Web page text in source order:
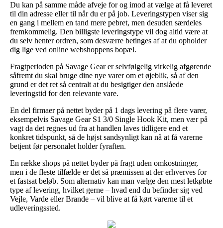
Du kan på samme måde afveje for og imod at vælge at få leveret
til din adresse eller til når du er på job. Leveringstypen viser sig
en gang i mellem en tand mere pebret, men desuden særdeles
fremkommelig. Den billigste leveringstype vil dog altid være at
du selv henter ordren, som desværre betinges af at du opholder
dig lige ved online webshoppens bopæl.
Fragtperioden på Savage Gear er selvfølgelig virkelig afgørende
såfremt du skal bruge dine nye varer om et øjeblik, så af den
grund er det ret så centralt at du besigtiger den anslåede
leveringstid for den relevante vare.
En del firmaer på nettet byder på 1 dags levering på flere varer,
eksempelvis Savage Gear S1 3/0 Single Hook Kit, men vær på
vagt da det regnes ud fra at handlen laves tidligere end et
konkret tidspunkt, så de højst sandsynligt kan nå at få varerne
betjent før personalet holder fyraften.
En række shops på nettet byder på fragt uden omkostninger,
men i de fleste tilfælde er det så præmissen at der erhverves for
et fastsat beløb. Som alternativ kan man vælge den mest letkøbte
type af levering, hvilket gerne – hvad end du befinder sig ved
Vejle, Varde eller Brande – vil blive at få kørt varerne til et
udleveringssted.